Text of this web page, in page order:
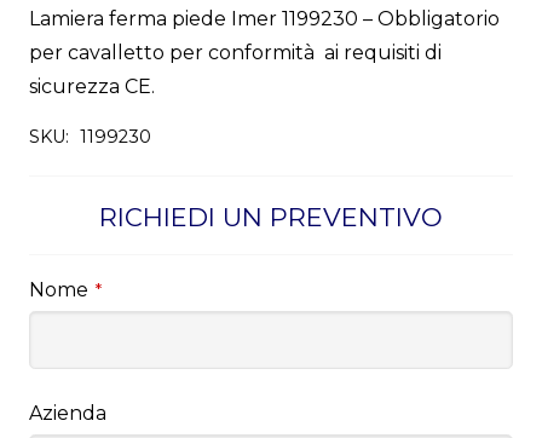
Lamiera ferma piede Imer 1199230 – Obbligatorio
per cavalletto per conformità ai requisiti di
sicurezza CE.
SKU: 1199230
RICHIEDI UN PREVENTIVO
Nome *
Azienda